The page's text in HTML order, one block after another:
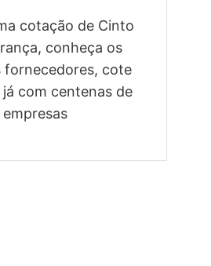
cotação de Cinto
conheça os
fornecedores, cote
com centenas de
empresas